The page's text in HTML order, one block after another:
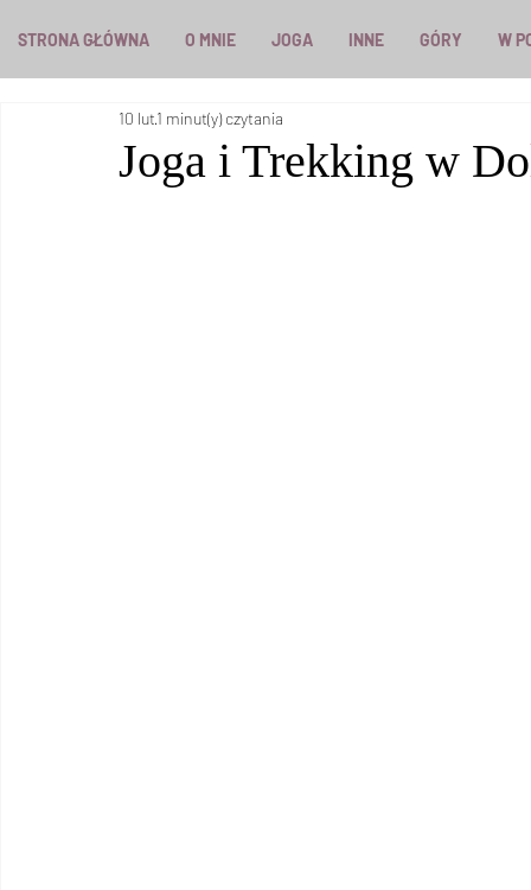
STRONA GŁÓWNA O MNIE JOGA INNE GÓRY W
Joga i Trekking w
10 lut1 minut(y) czytania